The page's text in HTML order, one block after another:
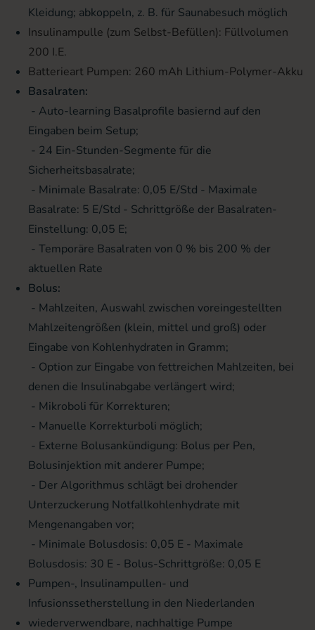
Kleidung; abkoppeln, z. B. für Saunabesuch möglich
Insulinampulle (zum Selbst-Befüllen): Füllvolumen
200 I.E.
Batterieart Pumpen: 260 mAh Lithium-Polymer-Akku
Basalraten:
- Auto-learning Basalprofile basiernd auf den
Eingaben beim Setup;
- 24 Ein-Stunden-Segmente für die
Sicherheitsbasalrate;
- Minimale Basalrate: 0,05 E/Std - Maximale
Basalrate: 5 E/Std - Schrittgröße der Basalraten-
Einstellung: 0,05 E;
- Temporäre Basalraten von 0 % bis 200 % der
aktuellen Rate
Bolus:
- Mahlzeiten, Auswahl zwischen voreingestellten
Mahlzeitengrößen (klein, mittel und groß) oder
Eingabe von Kohlenhydraten in Gramm;
- Option zur Eingabe von fettreichen Mahlzeiten, bei
denen die Insulinabgabe verlängert wird;
- Mikroboli für Korrekturen;
- Manuelle Korrekturboli möglich;
- Externe Bolusankündigung: Bolus per Pen,
Bolusinjektion mit anderer Pumpe;
- Der Algorithmus schlägt bei drohender
Unterzuckerung Notfallkohlenhydrate mit
Mengenangaben vor;
- Minimale Bolusdosis: 0,05 E - Maximale
Bolusdosis: 30 E - Bolus-Schrittgröße: 0,05 E
Pumpen-, Insulinampullen- und
Infusionssetherstellung in den Niederlanden
wiederverwendbare, nachhaltige Pumpe